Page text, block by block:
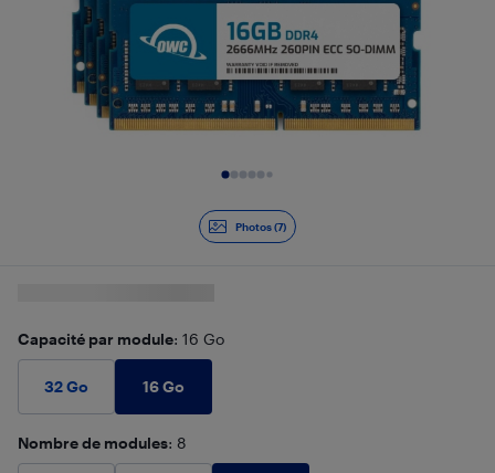
Photos (7)
Capacité par module: 16 Go
32 Go 16 Go
Nombre de modules: 8